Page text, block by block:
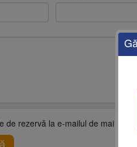
de rezervă la e-mailul de mai sus